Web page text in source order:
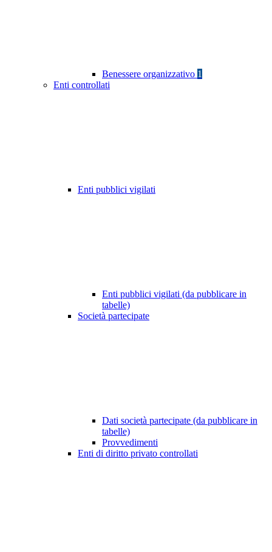
Benessere organizzativo 1
Enti controllati
Enti pubblici vigilati
Enti pubblici vigilati (da pubblicare in
tabelle)
Società partecipate
Dati società partecipate (da pubblicare in
tabelle)
Provvedimenti
Enti di diritto privato controllati